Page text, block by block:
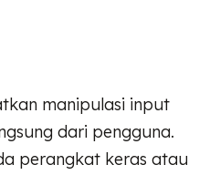
manipulasi input
dari pengguna.
perangkat keras atau